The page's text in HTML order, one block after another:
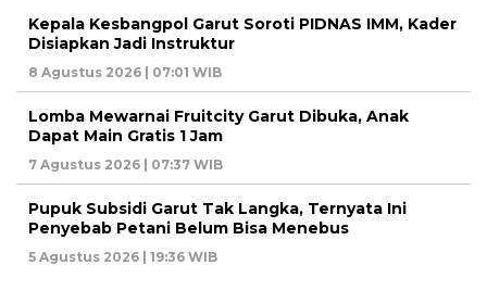
Kepala Kesbangpol Garut Soroti PIDNAS IMM, Kader
Disiapkan Jadi Instruktur
8 Agustus 2026 | 07:01 WIB
Lomba Mewarnai Fruitcity Garut Dibuka, Anak
Dapat Main Gratis 1 Jam
7 Agustus 2026 | 07:37 WIB
Pupuk Subsidi Garut Tak Langka, Ternyata Ini
Penyebab Petani Belum Bisa Menebus
5 Agustus 2026 | 19:36 WIB